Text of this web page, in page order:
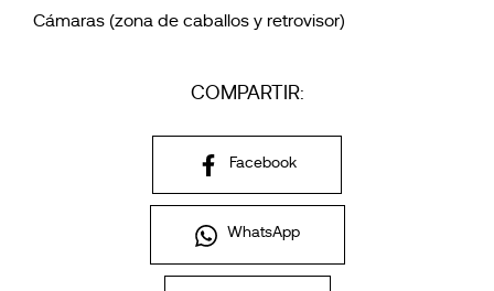
Cámaras (zona de caballos y retrovisor)
COMPARTIR:
Facebook
WhatsApp